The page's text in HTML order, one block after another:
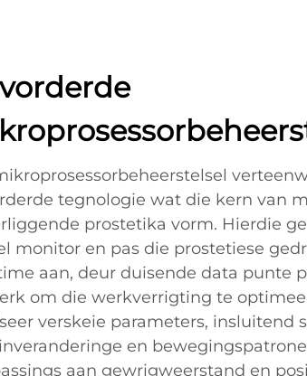
tegnologie wat die kern van
prostetika vorm. Hierdie
monitor en pas die prostetiese
aan, deur duisende data punte
om die werkverrigting te
verskeie parameters, insluitend
en
aan gewrigweerstand en